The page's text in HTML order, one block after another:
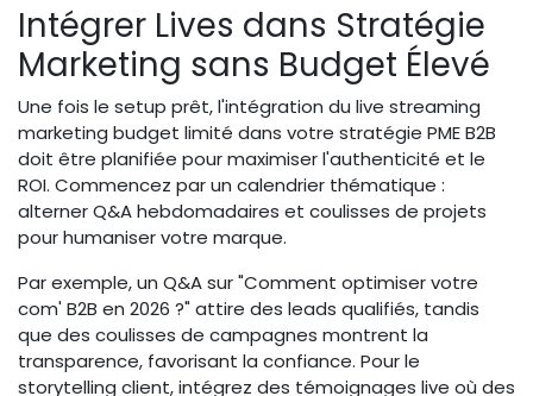
Intégrer Lives dans Stratégie
Marketing sans Budget Élevé
Une fois le setup prêt, l'intégration du live streaming
marketing budget limité dans votre stratégie PME B2B
doit être planifiée pour maximiser l'authenticité et le
ROI. Commencez par un calendrier thématique :
alterner Q&A hebdomadaires et coulisses de projets
pour humaniser votre marque.
Par exemple, un Q&A sur "Comment optimiser votre
com' B2B en 2026 ?" attire des leads qualifiés, tandis
que des coulisses de campagnes montrent la
transparence, favorisant la confiance. Pour le
storytelling client, intégrez des témoignages live où des